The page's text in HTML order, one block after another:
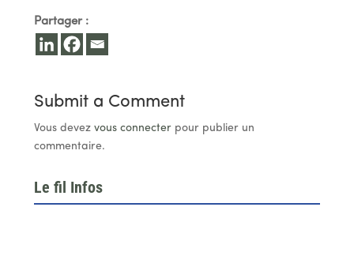
Partager :
Submit a Comment
Vous devez vous connecterpour publier un
commentaire.
Le fil Infos